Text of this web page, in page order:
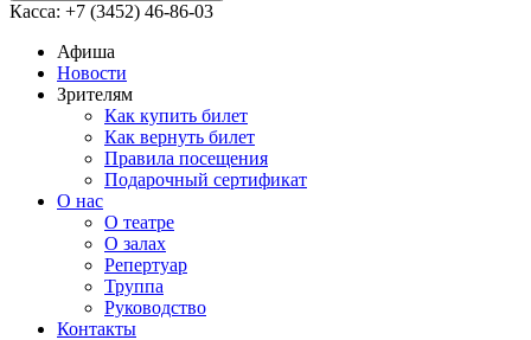
Касса: +7 (3452) 46-86-03
Афиша
Новости
Зрителям
Как купить билет
Как вернуть билет
Правила посещения
Подарочный сертификат
О нас
О театре
О залах
Репертуар
Труппа
Руководство
Контакты